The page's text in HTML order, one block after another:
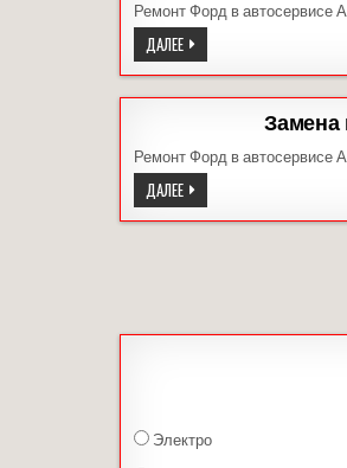
Ремонт Форд в
ДАЛЕЕЗАМЕНА
СВЕЧЕЙ
ЗАЖИГАНИЯ
ЭКСПЛОРЕР
Замена
Ремонт Форд в
ДАЛЕЕЗАМЕНА
МАСЛА
В
Электро